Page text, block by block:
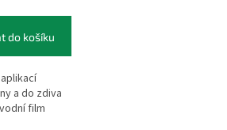
do košíku
a do zdiva
film